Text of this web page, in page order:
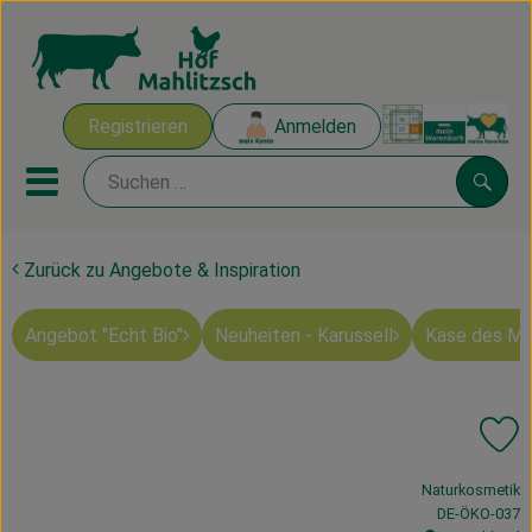
Registrieren Anmelden
Mobiles Menu öffnen oder
Ökokisten
Mahlitzscher Produkte
Zurück zu Angebote & Inspiration
Angebot "Echt Bio" Neuheiten - Karussell Käse des
, Verband:
Naturkosmetik
,DE-ÖKO-037